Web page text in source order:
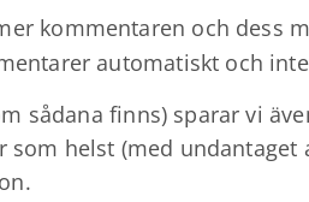
kommentaren och dess
automatiskt och
sådana finns) sparar vi
helst (med